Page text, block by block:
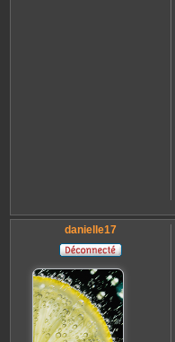
danielle17